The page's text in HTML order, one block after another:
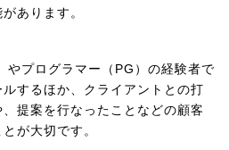
あります。
やプログラマー（PG）の経験者で
するほか、クライアントとの打
提案を行なったことなどの顧客
が大切です。